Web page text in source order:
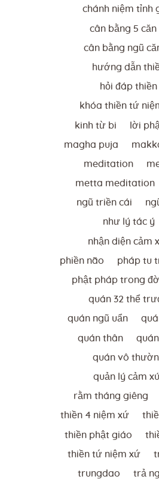
chánh niệm tỉnh
cân bằng 5 căn
cân bằng ngũ
hướng dẫn
hỏi đáp thiền
khóa thiền tứ
kinh từ bi lời
magha puja
meditation
metta meditation
ngũ triền cái
như lý tác ý
nhận diện cảm
phiền não pháp tu
phật pháp trong
quán 32 thể
quán ngũ uẩn
quán thân
quán vô
quản lý cảm
rằm tháng giêng
thiền 4 niệm xứ
thiền phật giáo
thiền tứ niệm xứ
trungdao trả